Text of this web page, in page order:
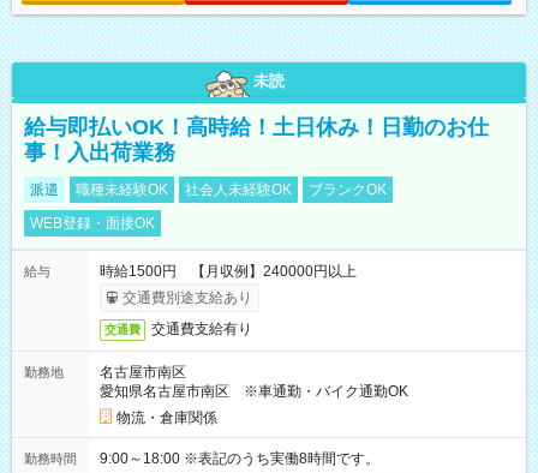
未読
給与即払いOK！高時給！土日休み！日勤のお仕
事！入出荷業務
派遣 職種未経験OK 社会人未経験OK
ブランクOK
WEB登録・面接OK
給与
時給1500円 【月収例】240000円以上
交通費別途支給あり
交通費 交通費支給有り
勤務地
名古屋市南区
愛知県名古屋市南区 ※車通勤・バイク通勤OK
物流・倉庫関係
勤務時間 9:00～18:00 ※表記のうち実働8時間です。